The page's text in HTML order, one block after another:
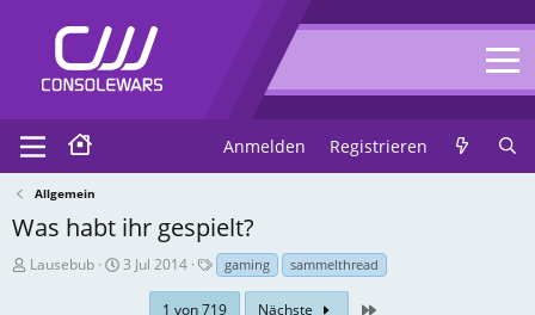
Anmelden Registrieren
Allgemein
Was habt ihr gespielt?
TLausebub
E
3 Jul 2014
T
g
gaming sammelthread
1 von 719 Nächste